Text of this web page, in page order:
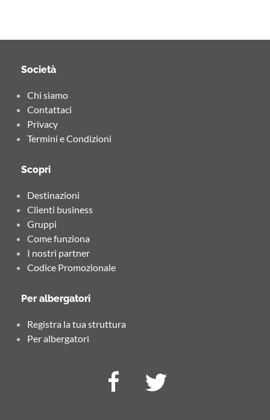
Società
Chi siamo
Contattaci
Privacy
Termini e Condizioni
Scopri
Destinazioni
Clienti business
Gruppi
Come funziona
I nostri partner
Codice Promozionale
Per albergatori
Registra la tua struttura
Per albergatori